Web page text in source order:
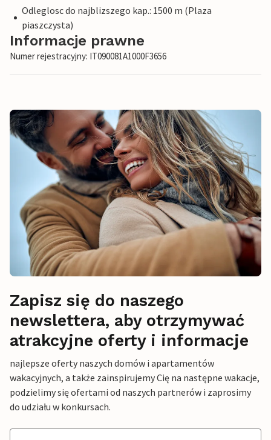
Odleglosc do najblizszego kap.: 1500 m (Plaza
piaszczysta)
Informacje prawne
Numer rejestracyjny: IT090081A1000F3656
Zapisz się do naszego
newslettera, aby otrzymywać
atrakcyjne oferty i informacje
najlepsze oferty naszych domów i apartamentów
wakacyjnych, a także zainspirujemy Cię na następne wakacje,
podzielimy się ofertami od naszych partnerów i zaprosimy
do udziału w konkursach.